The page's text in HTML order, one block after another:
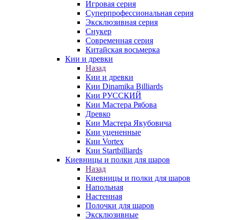
Игровая серия
Суперпрофессиональная серия
Эксклюзивная серия
Снукер
Современная серия
Китайская восьмерка
Кии и древки
Назад
Кии и древки
Кии Dinamika Billiards
Кии РУССКИЙ
Кии Мастера Рябова
Древко
Кии Мастера Якубовича
Кии уцененные
Кии Vortex
Кии Startbilliards
Киевницы и полки для шаров
Назад
Киевницы и полки для шаров
Напольная
Настенная
Полочки для шаров
Эксклюзивные